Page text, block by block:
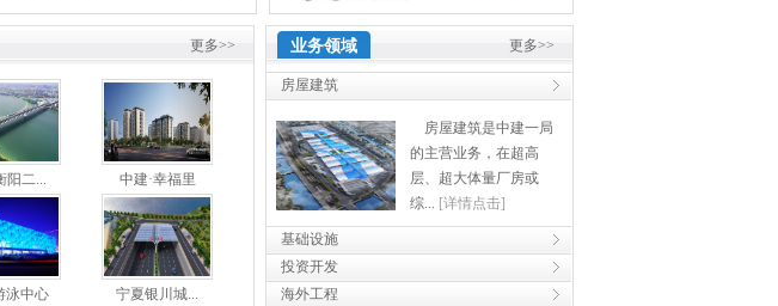
更多>>
阳二... 中建·幸福里
泳中心 宁夏银川城...
业务领域 更多>>
房屋建筑
房屋建筑是中建一局
的主营业务，在超高
层、超大体量厂房或
综... [详情点击]
基础设施
投资开发
海外工程